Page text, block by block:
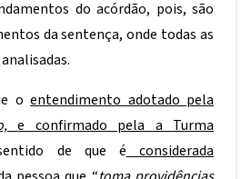
do acórdão, pois, são
da sentença, onde todas as
oentendimento adotado pela
e confirmado pela a Turma
de que é considerada